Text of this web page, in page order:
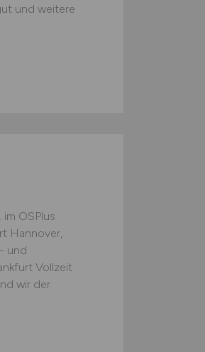
und weitere
OSPlus
Hannover,
und
Vollzeit
wir der